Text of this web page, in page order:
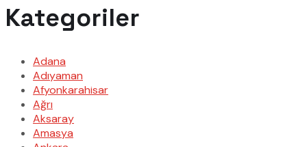
Kategoriler
Adana
Adıyaman
Afyonkarahisar
Ağrı
Aksaray
Amasya